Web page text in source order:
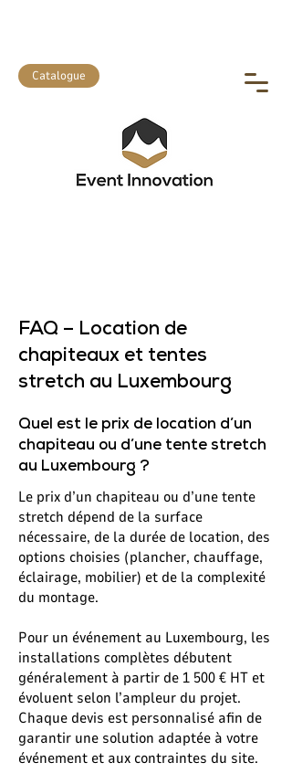
Catalogue
FAQ – Location de
chapiteaux et tentes
stretch au Luxembourg
Quel est le prix de location d’un
chapiteau ou d’une tente stretch
au Luxembourg ?
Le prix d’un chapiteau ou d’une tente
stretch dépend de la surface
nécessaire, de la durée de location, des
options choisies (plancher, chauffage,
éclairage, mobilier) et de la complexité
du montage.
Pour un événement au Luxembourg, les
installations complètes débutent
généralement à partir de 1 500 € HT et
évoluent selon l’ampleur du projet.
Chaque devis est personnalisé afin de
garantir une solution adaptée à votre
événement et aux contraintes du site.